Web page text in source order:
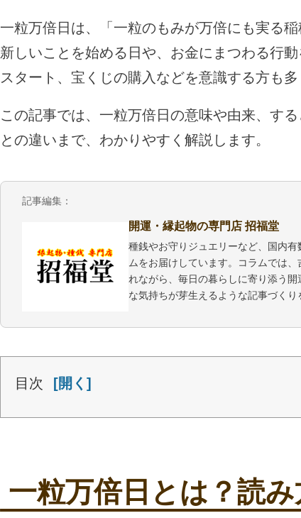
一粒万倍日は、「一粒のもみが万倍にも実る
新しいことを始める日や、お金にまつわる行
スタート、宝くじの購入などを意識する方も多
この記事では、一粒万倍日の意味や由来、す
との違いまで、わかりやすく解説します。
記事編集：
開運・縁起物の専門店 招福堂
種銭やお守りジュエリーなど、国内
ムをお届けしています。コラムでは
れながら、毎日の暮らしに寄り添う
な気持ちが芽生えるような記事づくり
目次
一粒万倍日とは？意味や読み方を解説
一粒万倍日にすると良いこと
一粒万倍日とは？読み